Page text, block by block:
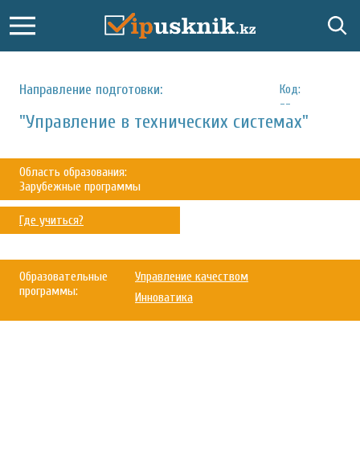
Направление подготовки:
Код:
--
"Управление в технических системах"
Область образования:
Зарубежные программы
Где учиться?
Образовательные
программы:
Управление качеством
Инноватика